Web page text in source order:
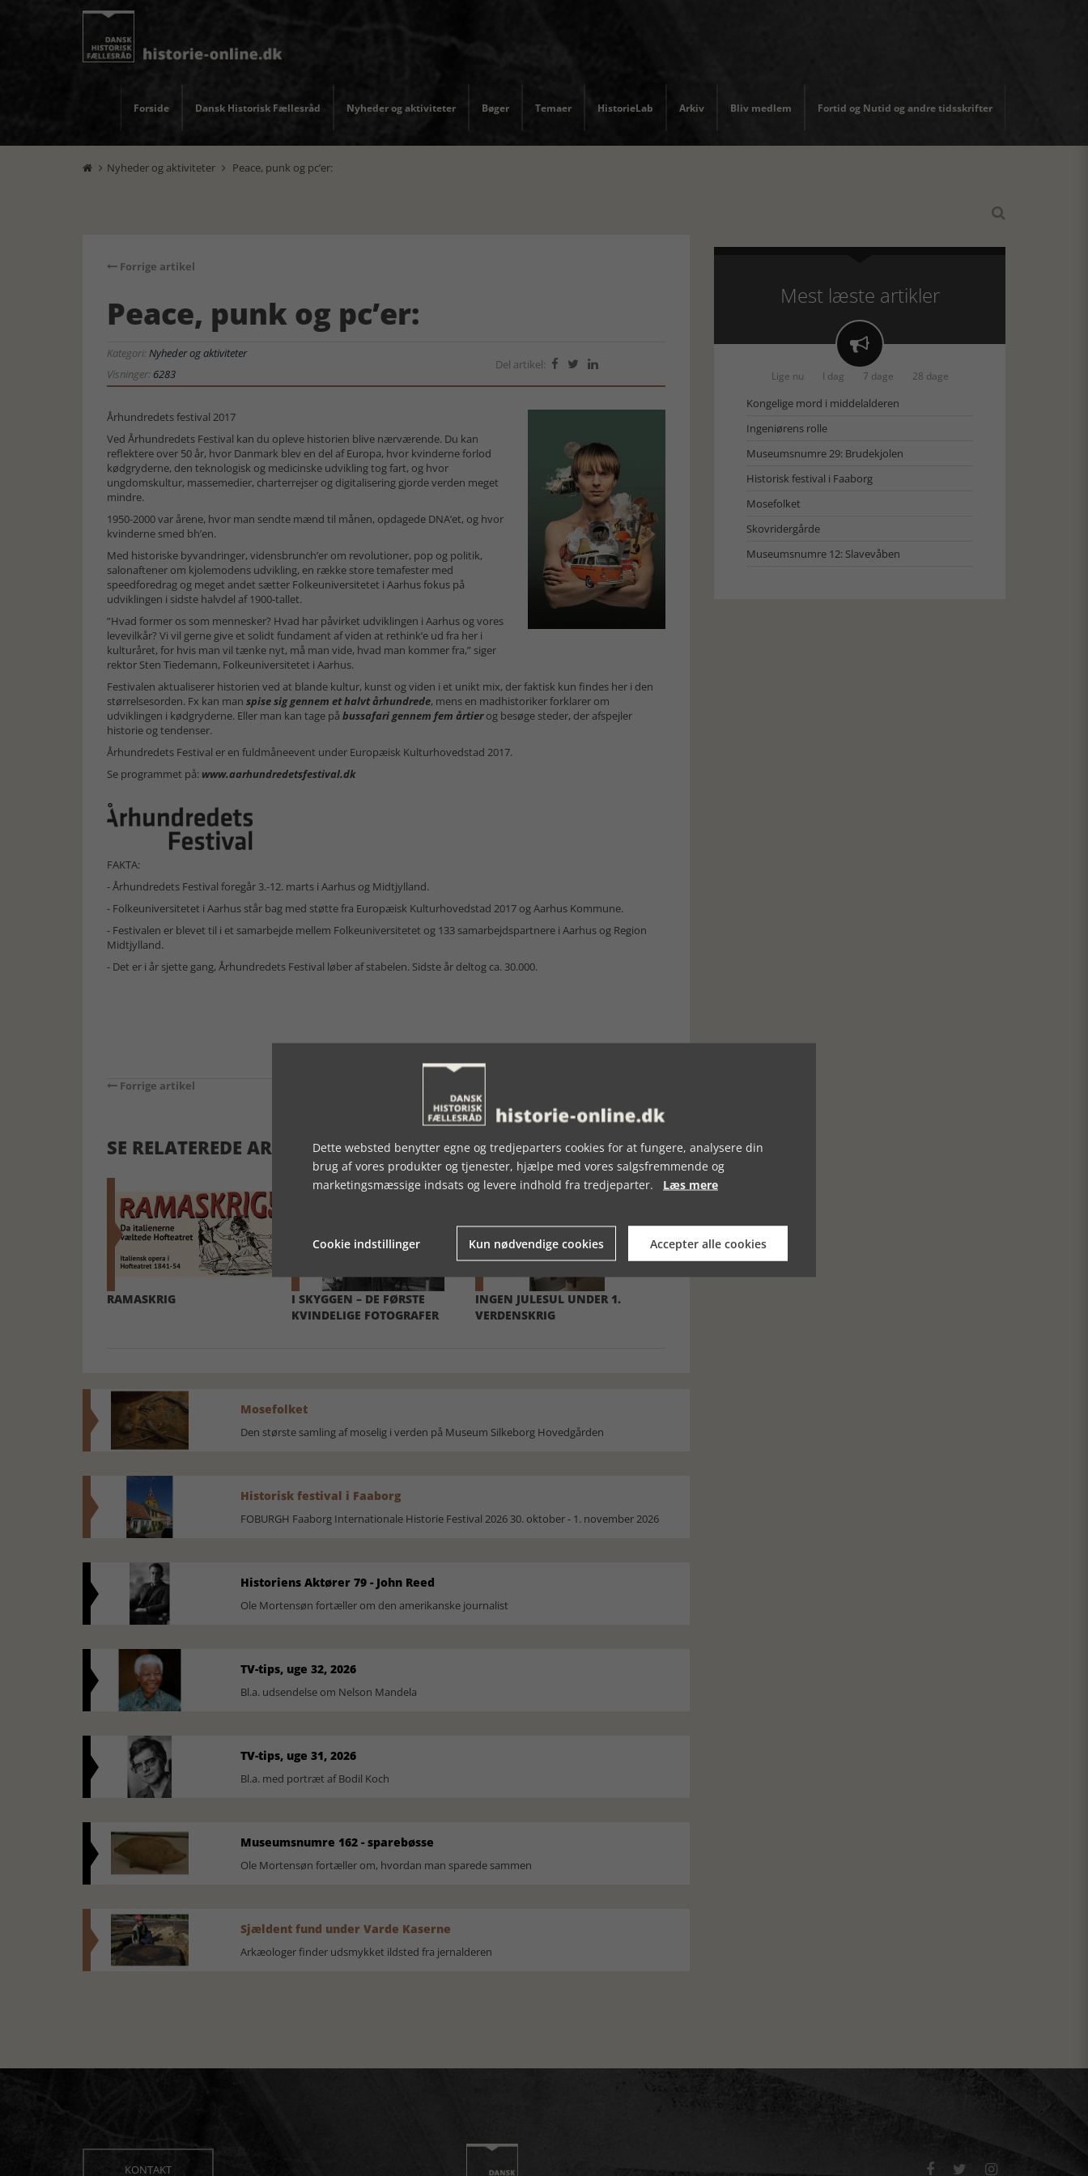
Forside Dansk Historisk Fællesråd Nyheder og aktiviteter Bøger Temaer HistorieLab Arkiv Bliv medlem Fortid og Nutid og andre tidsskrifter
 Nyheder og aktiviteter  Peace, punk og pc’er:

Forrige artikel
Peace, punk og pc’er:
Kategori:Nyheder og aktiviteter
Visninger: 6283
Del artikel:   
Århundredets festival 2017
Ved Århundredets Festival kan du opleve historien blive nærværende. Du kan
reflektere over 50 år, hvor Danmark blev en del af Europa, hvor kvinderne forlod
kødgryderne, den teknologisk og medicinske udvikling tog fart, og hvor
ungdomskultur, massemedier, charterrejser og digitalisering gjorde verden meget
mindre.
1950-2000 var årene, hvor man sendte mænd til månen, opdagede DNA’et, og hvor
kvinderne smed bh’en.
Med historiske byvandringer, vidensbrunch’er om revolutioner, pop og politik,
salonaftener om kjolemodens udvikling, en række store temafester med
speedforedrag og meget andet sætter Folkeuniversitetet i Aarhus fokus på
udviklingen i sidste halvdel af 1900-tallet.
”Hvad former os som mennesker? Hvad har påvirket udviklingen i Aarhus og vores
levevilkår? Vi vil gerne give et solidt fundament af viden at rethink’e ud fra her i
kulturåret, for hvis man vil tænke nyt, må man vide, hvad man kommer fra,” siger
rektor Sten Tiedemann, Folkeuniversitetet i Aarhus.
Festivalen aktualiserer historien ved at blande kultur, kunst og viden i et unikt mix, der faktisk kun findes her i den
størrelsesorden. Fx kan man spise sig gennem et halvt århundrede, mens en madhistoriker forklarer om
udviklingen i kødgryderne. Eller man kan tage på bussafari gennem fem årtierog besøge steder, der afspejler
historie og tendenser.
Århundredets Festival er en fuldmåneevent under Europæisk Kulturhovedstad 2017.
Se programmet på: www.aarhundredetsfestival.dk
FAKTA:
- Århundredets Festival foregår 3.-12. marts i Aarhus og Midtjylland.
- Folkeuniversitetet i Aarhus står bag med støtte fra Europæisk Kulturhovedstad 2017 og Aarhus Kommune.
- Festivalen er blevet til i et samarbejde mellem Folkeuniversitetet og 133 samarbejdspartnere i Aarhus og Region
Midtjylland.
- Det er i år sjette gang, Århundredets Festival løber af stabelen. Sidste år deltog ca. 30.000.
Forrige artikel
SE RELATEREDE ARTIKLER
RAMASKRIG
I SKYGGEN – DE FØRSTE
KVINDELIGE FOTOGRAFER
INGEN JULESUL UNDER 1.
VERDENSKRIG
Mosefolket
Den største samling af moselig i verden på Museum Silkeborg Hovedgården
Historisk festival i Faaborg
FOBURGH Faaborg Internationale Historie Festival 2026 30. oktober - 1. november 2026
Historiens Aktører 79 - John Reed
Ole Mortensøn fortæller om den amerikanske journalist
TV-tips, uge 32, 2026
Bl.a. udsendelse om Nelson Mandela
TV-tips, uge 31, 2026
Bl.a. med portræt af Bodil Koch
Museumsnumre 162 - sparebøsse
Ole Mortensøn fortæller om, hvordan man sparede sammen
Sjældent fund under Varde Kaserne
Arkæologer finder udsmykket ildsted fra jernalderen
Mest læste artikler

Lige nu I dag 7 dage 28 dage
Kongelige mord i middelalderen
Ingeniørens rolle
Museumsnumre 29: Brudekjolen
Historisk festival i Faaborg
Mosefolket
Skovridergårde
Museumsnumre 12: Slavevåben
KONTAKT   
Dette websted benytter egne og tredjeparters cookies for at fungere, analysere din
brug af vores produkter og tjenester, hjælpe med vores salgsfremmende og
marketingsmæssige indsats og levere indhold fra tredjeparter. Læs mere
Cookie indstillinger Kun nødvendige cookies Accepter alle cookies